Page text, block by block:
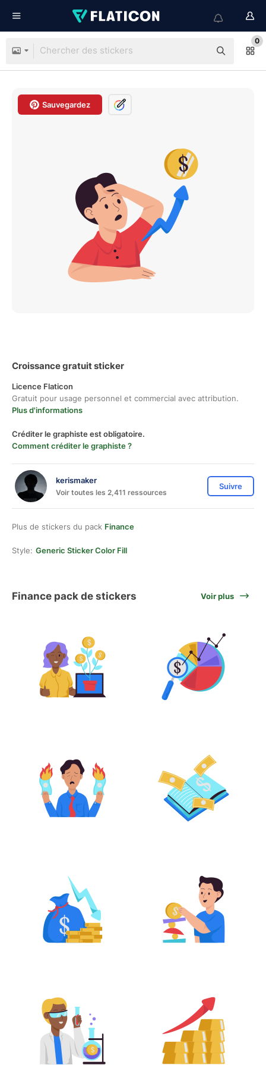
0
Sauvegardez
Croissance gratuit sticker
Licence Flaticon
Gratuit pour usage personnel et commercial avec attribution.
Plus d'informations
Créditer le graphiste est obligatoire.
Comment créditer le graphiste ?
kerismaker
Voir toutes les 2,411 ressources
Suivre
Plus de stickers du pack Finance
Style: Generic Sticker Color Fill
Finance pack de stickers Voir plus